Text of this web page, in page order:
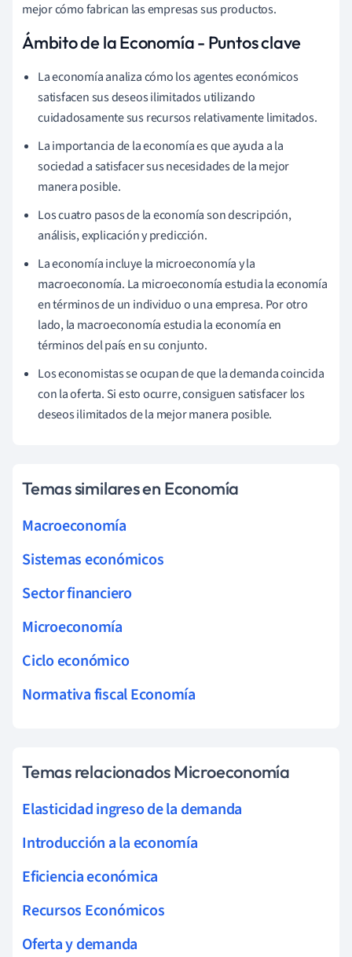
mejor cómo fabrican las empresas sus productos.
Ámbito de la Economía - Puntos clave
La economía analiza cómo los agentes económicos
satisfacen sus deseos ilimitados utilizando
cuidadosamente sus recursos relativamente limitados.
La importancia de la economía es que ayuda a la
sociedad a satisfacer sus necesidades de la mejor
manera posible.
Los cuatro pasos de la economía son descripción,
análisis, explicación y predicción.
La economía incluye la microeconomía y la
macroeconomía. La microeconomía estudia la economía
en términos de un individuo o una empresa. Por otro
lado, la macroeconomía estudia la economía en
términos del país en su conjunto.
Los economistas se ocupan de que la demanda coincida
con la oferta. Si esto ocurre, consiguen satisfacer los
deseos ilimitados de la mejor manera posible.
Temas similares en Economía
Macroeconomía
Sistemas económicos
Sector financiero
Microeconomía
Ciclo económico
Normativa fiscal Economía
Temas relacionados Microeconomía
Elasticidad ingreso de la demanda
Introducción a la economía
Eficiencia económica
Recursos Económicos
Oferta y demanda